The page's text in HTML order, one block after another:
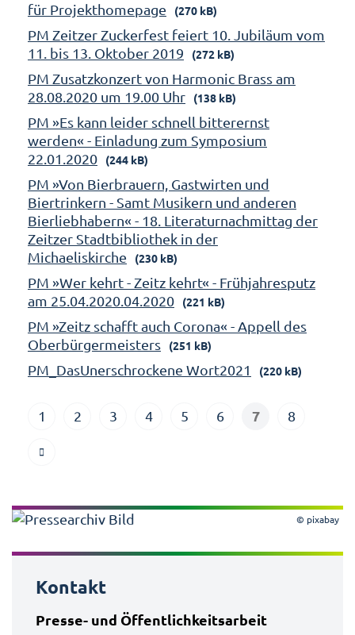
für Projekthomepage (270 kB)
PM Zeitzer Zuckerfest feiert 10. Jubiläum vom
11. bis 13. Oktober 2019
(272 kB)
PM Zusatzkonzert von Harmonic Brass am
28.08.2020 um 19.00 Uhr
(138 kB)
PM »Es kann leider schnell bitterernst
werden« - Einladung zum Symposium
22.01.2020
(244 kB)
PM »Von Bierbrauern, Gastwirten und
Biertrinkern - Samt Musikern und anderen
Bierliebhabern« - 18. Literaturnachmittag der
Zeitzer Stadtbibliothek in der
Michaeliskirche
(230 kB)
PM »Wer kehrt - Zeitz kehrt« - Frühjahresputz
am 25.04.2020.04.2020
(221 kB)
PM »Zeitz schafft auch Corona« - Appell des
Oberbürgermeisters
(251 kB)
PM_DasUnerschrockene Wort2021 (220 kB)
1 2 3 4 5 6 7 8
© pixabay
Kontakt
Presse- und Öffentlichkeitsarbeit